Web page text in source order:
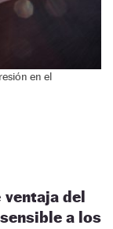
en el
ventaja del
a los